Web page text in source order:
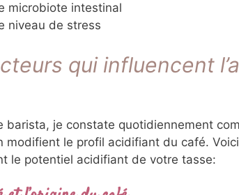
microbiote intestinal
niveau de stress
qui influencent
barista, je constate quotidiennement
modifient le profil acidifiant du café.
le potentiel acidifiant de votre tasse: